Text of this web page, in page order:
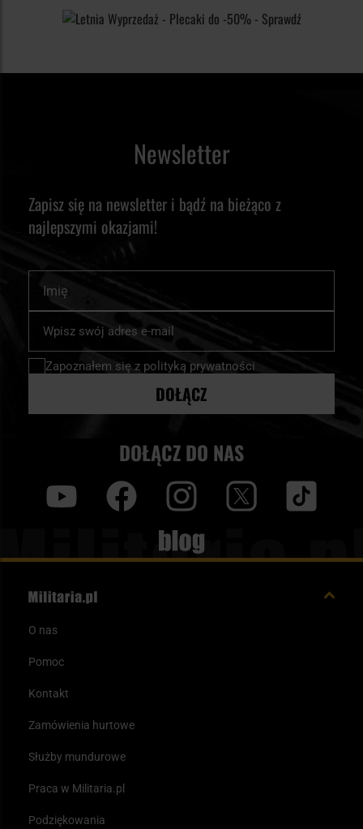
Newsletter
Zapisz się na newsletter i bądź na bieżąco z
najlepszymi okazjami!
nasz
newsletter:
Zapoznałem się z polityką prywatności
DOŁĄCZ
DOŁĄCZ DO NAS
Blog
O nas
Pomoc
Kontakt
Zamówienia hurtowe
Służby mundurowe
Praca w Militaria.pl
Podziękowania